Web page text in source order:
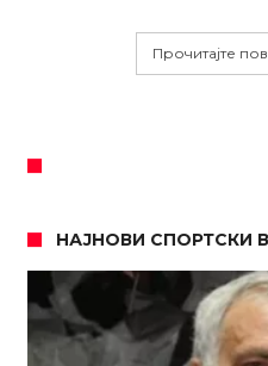
Прочитајте
НАЈНОВИ СПОРТСКИ